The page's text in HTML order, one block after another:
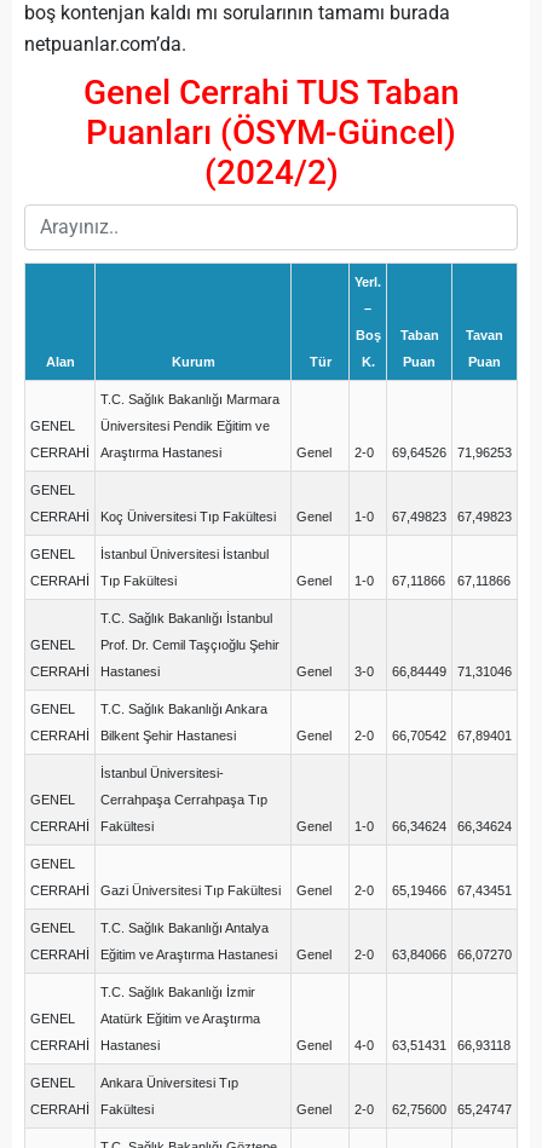
boş kontenjan kaldı mı sorularının tamamı burada
netpuanlar.com’da.
Genel Cerrahi TUS Taban
Puanları (ÖSYM-Güncel)
(2024/2)
Alan Kurum Tür
Yerl.
–
Boş
K.
Taban
Puan
Tavan
Puan
GENEL
CERRAHİ
T.C. Sağlık Bakanlığı Marmara
Üniversitesi Pendik Eğitim ve
Araştırma Hastanesi
Genel 2-0 69,64526 71,96253
GENEL
CERRAHİ
Koç Üniversitesi Tıp Fakültesi Genel 1-0 67,49823 67,49823
GENEL
CERRAHİ
İstanbul Üniversitesi İstanbul
Tıp Fakültesi
Genel 1-0 67,11866 67,11866
GENEL
CERRAHİ
T.C. Sağlık Bakanlığı İstanbul
Prof. Dr. Cemil Taşçıoğlu Şehir
Hastanesi
Genel 3-0 66,84449 71,31046
GENEL
CERRAHİ
T.C. Sağlık Bakanlığı Ankara
Bilkent Şehir Hastanesi
Genel 2-0 66,70542 67,89401
GENEL
CERRAHİ
İstanbul Üniversitesi-
Cerrahpaşa Cerrahpaşa Tıp
Fakültesi
Genel 1-0 66,34624 66,34624
GENEL
CERRAHİ
Gazi Üniversitesi Tıp Fakültesi Genel 2-0 65,19466 67,43451
GENEL
CERRAHİ
T.C. Sağlık Bakanlığı Antalya
Eğitim ve Araştırma Hastanesi
Genel 2-0 63,84066 66,07270
GENEL
CERRAHİ
T.C. Sağlık Bakanlığı İzmir
Atatürk Eğitim ve Araştırma
Hastanesi
Genel 4-0 63,51431 66,93118
GENEL
CERRAHİ
Ankara Üniversitesi Tıp
Fakültesi
Genel 2-0 62,75600 65,24747